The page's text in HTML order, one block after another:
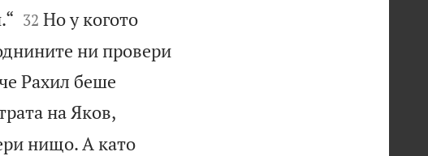

32 Но у когото
ни провери
Рахил беше
на Яков,
нищо. А като